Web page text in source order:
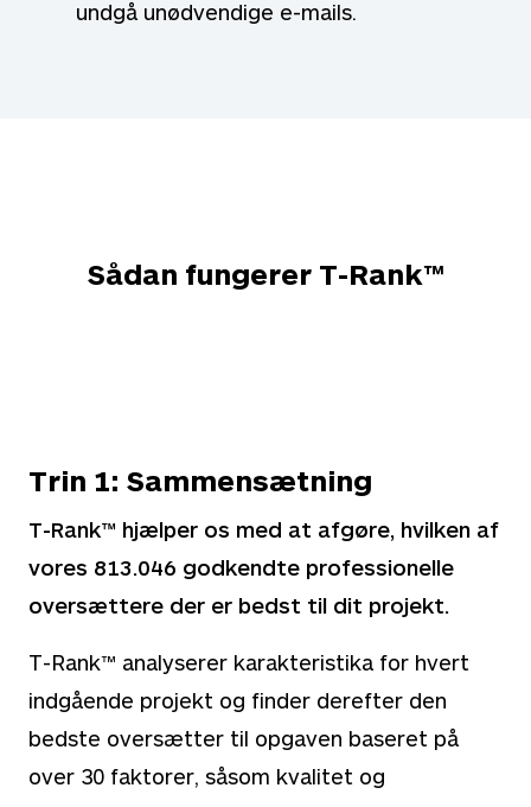
undgå unødvendige e-mails.
Sådan fungerer T-Rank™
Trin 1: Sammensætning
T-Rank™ hjælper os med at afgøre, hvilken af
vores 813.046 godkendte professionelle
oversættere der er bedst til dit projekt.
T-Rank™ analyserer karakteristika for hvert
indgående projekt og finder derefter den
bedste oversætter til opgaven baseret på
over 30 faktorer, såsom kvalitet og